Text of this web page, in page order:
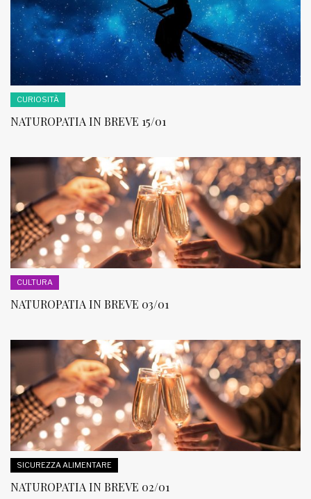
CURIOSITÀ
NATUROPATIA IN BREVE 15/01
CULTURA
NATUROPATIA IN BREVE 03/01
SICUREZZA ALIMENTARE
NATUROPATIA IN BREVE 02/01